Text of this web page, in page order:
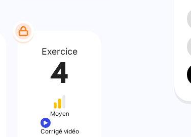
Exercice
4
Moyen
Corrigé vidéo